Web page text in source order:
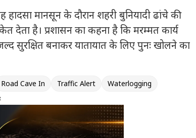
मानसून के दौरान शहरी बुनियादी ढांचे की
है। प्रशासन का कहना है कि मरम्मत कार्य
सुरक्षित बनाकर यातायात के लिए पुनः खोलने का
Road Cave In Traffic Alert Waterlogging